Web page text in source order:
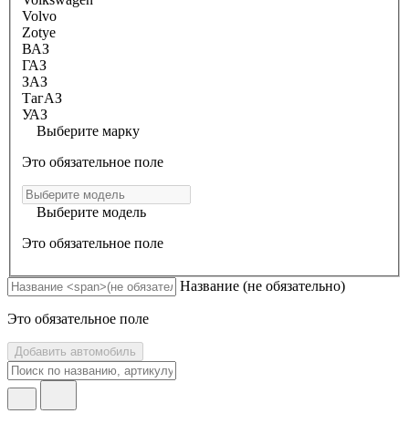
Volvo
Zotye
ВАЗ
ГАЗ
ЗАЗ
ТагАЗ
УАЗ
Выберите марку
Это обязательное поле
Выберите модель
Это обязательное поле
Название (не обязательно)
Это обязательное поле
Добавить автомобиль